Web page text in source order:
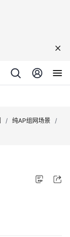
/ 纯AP组网场景 /